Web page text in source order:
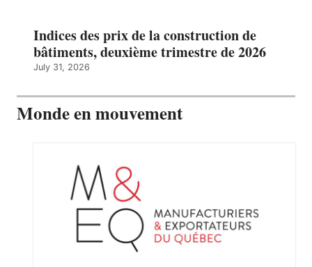
Indices des prix de la construction de
bâtiments, deuxième trimestre de 2026
July 31, 2026
Monde en mouvement